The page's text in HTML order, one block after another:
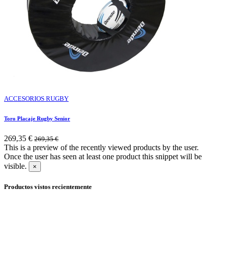
ACCESORIOS RUGBY
Toro Placaje Rugby Senior
269,35 € 269,35€
This is a preview of the recently viewed products by the user.
Once the user has seen at least one product this snippet will be
visible.
×
Productos vistos recientemente